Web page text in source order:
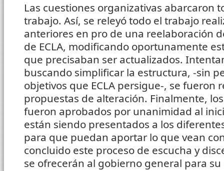
Las cuestiones organizativas abarcaron
trabajo. Así, se releyó todo el trabajo
anteriores en pro de una reelaboración
de ECLA, modificando oportunamente
que precisaban ser actualizados.
buscando simplificar la estructura, -sin
objetivos que ECLA persigue-, se fueron
propuestas de alteración. Finalmente,
fueron aprobados por unanimidad al
están siendo presentados a los
para que puedan aportar lo que vean
concluido este proceso de escucha y
se ofrecerán al gobierno general para